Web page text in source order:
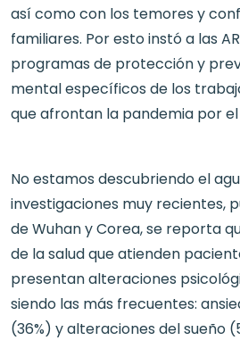
así como con los temores y
familiares. Por esto instó a las
programas de protección y
mental específicos de los
que afrontan la pandemia por el
No estamos descubriendo el
investigaciones muy recientes,
de Wuhan y Corea, se reporta
de la salud que atienden
presentan alteraciones
siendo las más frecuentes:
(36%) y alteraciones del sueño